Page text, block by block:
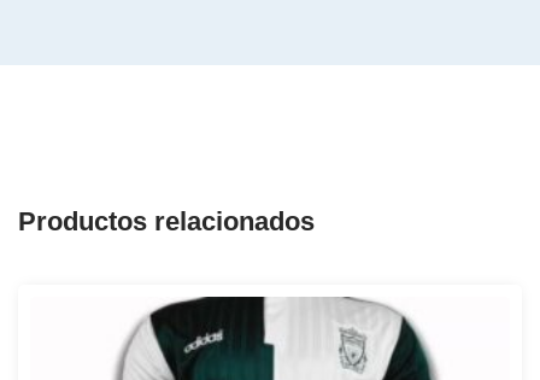
Productos relacionados